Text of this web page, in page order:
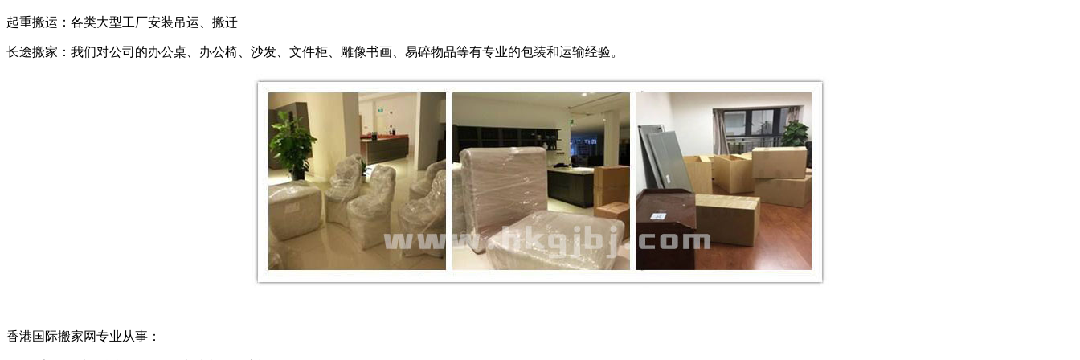
起重搬运：各类大型工厂安装吊运、搬迁
长途搬家：我们对公司的办公桌、办公椅、沙发、文件柜、雕像书画、易碎物品等有专业的包装和运输经验。
香港国际搬家网专业从事：